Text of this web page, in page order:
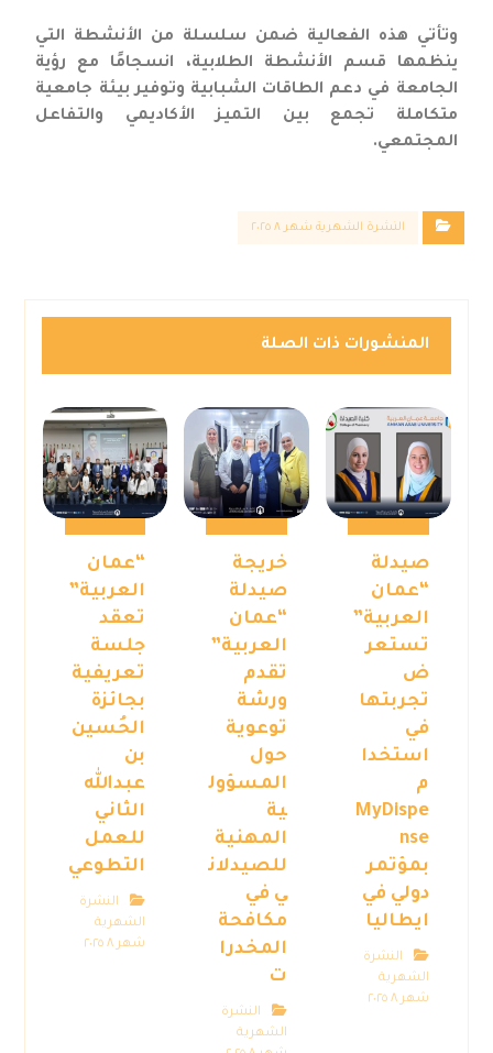
وتأتي هذه الفعالية ضمن سلسلة من الأنشطة التي
ينظمها قسم الأنشطة الطلابية، انسجامًا مع رؤية
الجامعة في دعم الطاقات الشبابية وتوفير بيئة جامعية
متكاملة تجمع بين التميز الأكاديمي والتفاعل
المجتمعي.
النشرة الشهرية شهر ٨ ٢٠٢٥
المنشورات ذات الصلة
صيدلة
“عمان
العربية”
تستعر
ض
تجربتها
في
استخدا
م
MyDispe
nse
بمؤتمر
دولي في
ايطاليا
النشرة
الشهرية
شهر ٨ ٢٠٢٥
خريجة
صيدلة
“عمان
العربية”
تقدم
ورشة
توعوية
حول
المسؤول
ية
المهنية
للصيدلان
ي في
مكافحة
المخدرا
ت
النشرة
الشهرية
“عمان
العربية”
تعقد
جلسة
تعريفية
بجائزة
الحُسين
بن
عبدالله
الثاني
للعمل
التطوعي
النشرة
الشهرية
شهر ٨ ٢٠٢٥